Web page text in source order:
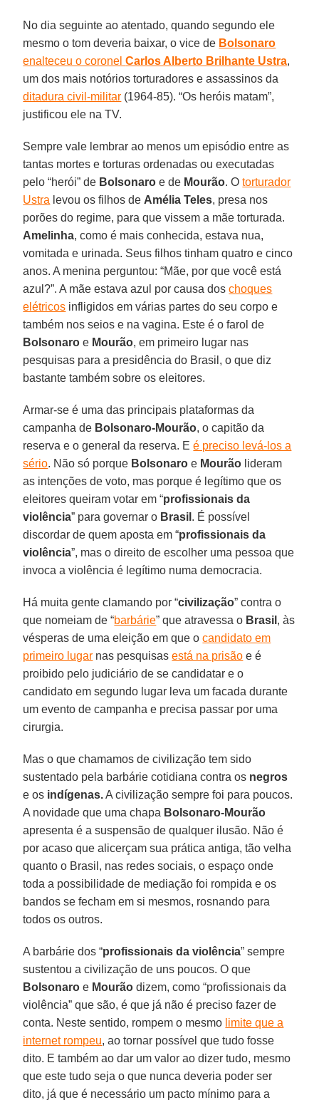
No dia seguinte ao atentado, quando segundo ele
mesmo o tom deveria baixar, o vice de Bolsonaro
enalteceu o coronelCarlos Alberto Brilhante Ustra,
um dos mais notórios torturadores e assassinos da
ditadura civil-militar (1964-85). “Os heróis matam”,
justificou ele na TV.
Sempre vale lembrar ao menos um episódio entre as
tantas mortes e torturas ordenadas ou executadas
pelo “herói” de Bolsonaro e de Mourão. Otorturador
Ustra levou os filhos de Amélia Teles, presa nos
porões do regime, para que vissem a mãe torturada.
Amelinha, como é mais conhecida, estava nua,
vomitada e urinada. Seus filhos tinham quatro e cinco
anos. A menina perguntou: “Mãe, por que você está
azul?”. A mãe estava azul por causa doschoques
elétricos infligidos em várias partes do seu corpo e
também nos seios e na vagina. Este é o farol de
Bolsonaro e Mourão, em primeiro lugar nas
pesquisas para a presidência do Brasil, o que diz
bastante também sobre os eleitores.
Armar-se é uma das principais plataformas da
campanha de Bolsonaro-Mourão, o capitão da
reserva e o general da reserva. Eé preciso levá-los a
sério. Não só porque Bolsonaro e Mourão lideram
as intenções de voto, mas porque é legítimo que os
eleitores queiram votar em “profissionais da
violência” para governar o Brasil . É possível
discordar de quem aposta em “profissionais da
violência”, mas o direito de escolher uma pessoa que
invoca a violência é legítimo numa democracia.
Há muita gente clamando por “civilização” contra o
que nomeiam de “barbárie” que atravessa o Brasil , às
vésperas de uma eleição em que ocandidato em
primeiro lugar nas pesquisasestá na prisão e é
proibido pelo judiciário de se candidatar e o
candidato em segundo lugar leva um facada durante
um evento de campanha e precisa passar por uma
cirurgia.
Mas o que chamamos de civilização tem sido
sustentado pela barbárie cotidiana contra os negros
e os indígenas.A civilização sempre foi para poucos.
A novidade que uma chapa Bolsonaro-Mourão
apresenta é a suspensão de qualquer ilusão. Não é
por acaso que alicerçam sua prática antiga, tão velha
quanto o Brasil, nas redes sociais, o espaço onde
toda a possibilidade de mediação foi rompida e os
bandos se fecham em si mesmos, rosnando para
todos os outros.
A barbárie dos “profissionais da violência” sempre
sustentou a civilização de uns poucos. O que
Bolsonaro e Mourão dizem, como “profissionais da
violência” que são, é que já não é preciso fazer de
conta. Neste sentido, rompem o mesmo limite que a
internet rompeu, ao tornar possível que tudo fosse
dito. E também ao dar um valor ao dizer tudo, mesmo
que este tudo seja o que nunca deveria poder ser
dito, já que é necessário um pacto mínimo para a